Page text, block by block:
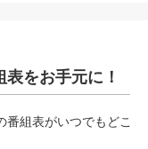
をお手元に！
番組表がいつでもどこ